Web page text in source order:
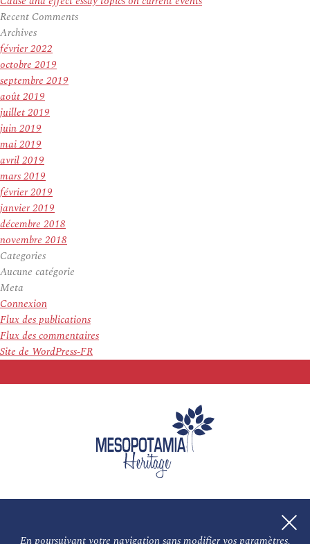
Recent Comments
Archives
février 2022
octobre 2019
septembre 2019
août 2019
juillet 2019
juin 2019
mai 2019
avril 2019
mars 2019
février 2019
janvier 2019
décembre 2018
novembre 2018
Categories
Aucune catégorie
Meta
Connexion
Flux des publications
Flux des commentaires
Site de WordPress-FR